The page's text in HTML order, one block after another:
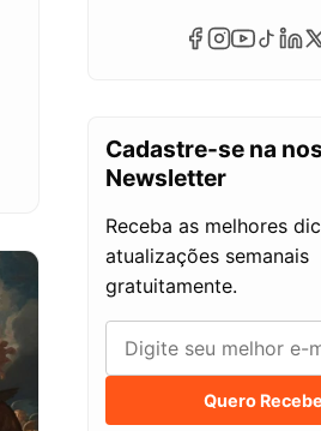
Cadastre-se na
Newsletter
Receba as melhores
atualizações semanais
gratuitamente.
Quero